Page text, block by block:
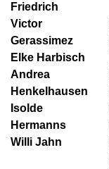
Friedrich
Victor
Gerassimez
Elke Harbisch
Andrea
Henkelhausen
Isolde
Hermanns
Willi Jahn